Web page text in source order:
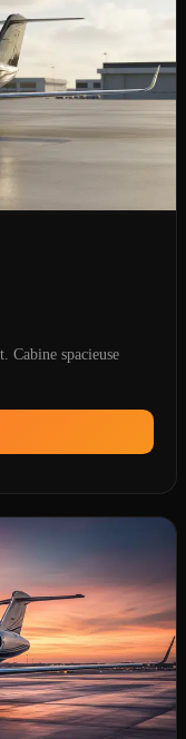
Cabine spacieuse